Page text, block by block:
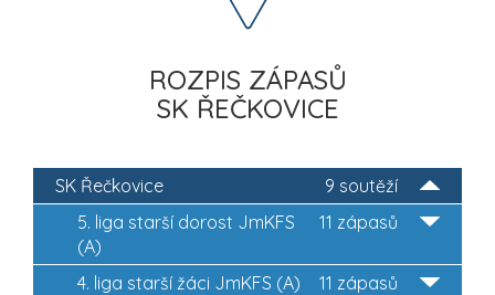
ROZPIS ZÁPASŮ
SK ŘEČKOVICE
9 soutěží
SK Řečkovice
11 zápasů
5. liga starší dorost JmKFS
(A)
11 zápasů
4. liga starší žáci JmKFS (A)